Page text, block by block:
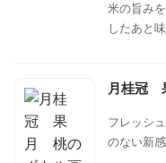
米の旨み
したあと
月桂冠
フレッシ
のない新感